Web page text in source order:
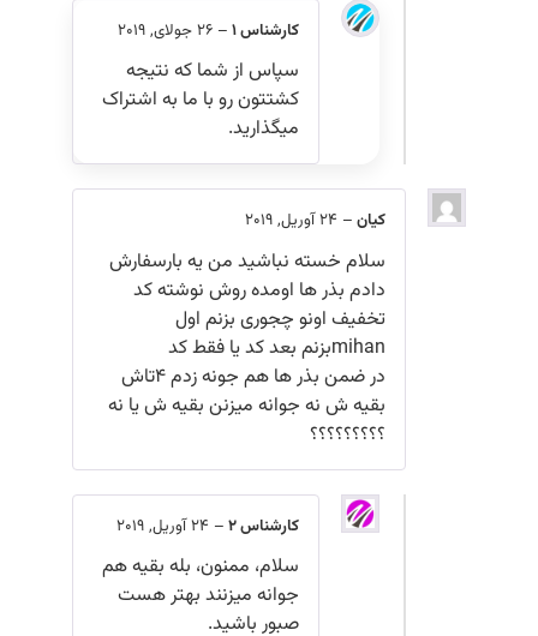
کارشناس 1 –26 جولای, 2019
سپاس از شما که نتیجه
کشتتون رو با ما به اشتراک
میگذارید.
–24 آوریل, 2019
سلام خسته نباشید من یه بار‌سفارش
دادم بذر ها اومده روش نوشته کد
تخفیف اونو چجوری بزنم اول
mihanبزنم بعد کد یا فقط کد
در ضمن بذر ها هم جونه زدم ۴تاش
بقیه ش نه جوانه میزنن بقیه ش یا نه
؟؟؟؟؟؟؟؟؟
کارشناس 2 –24 آوریل, 2019
سلام، ممنون، بله بقیه هم
جوانه میزنند بهتر هست
صبور باشید.